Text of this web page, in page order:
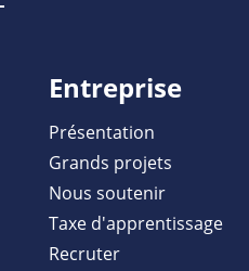
Entreprise
Présentation
Grands projets
Nous soutenir
Taxe d'apprentissage
Recruter